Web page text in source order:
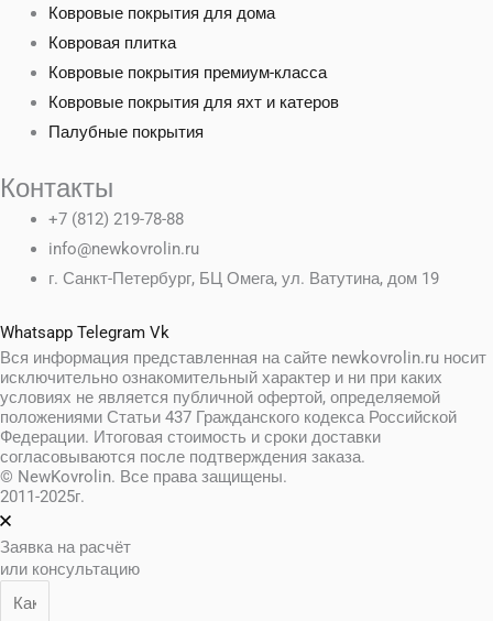
Ковровые покрытия для дома
Ковровая плитка
Ковровые покрытия премиум-класса
Ковровые покрытия для яхт и катеров
Палубные покрытия
Контакты
+7 (812) 219-78-88
info@newkovrolin.ru
г. Санкт-Петербург, БЦ Омега, ул. Ватутина, дом 19
Whatsapp Telegram Vk
Вся информация представленная на сайте newkovrolin.ru носит
исключительно ознакомительный характер и ни при каких
условиях не является публичной офертой, определяемой
положениями Статьи 437 Гражданского кодекса Российской
Федерации. Итоговая стоимость и сроки доставки
согласовываются после подтверждения заказа.
© NewKovrolin. Все права защищены.
2011-2025г.
Заявка на расчёт
или консультацию